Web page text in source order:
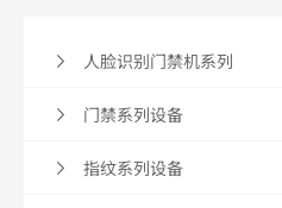
人脸识别门禁机系列
门禁系列设备
指纹系列设备